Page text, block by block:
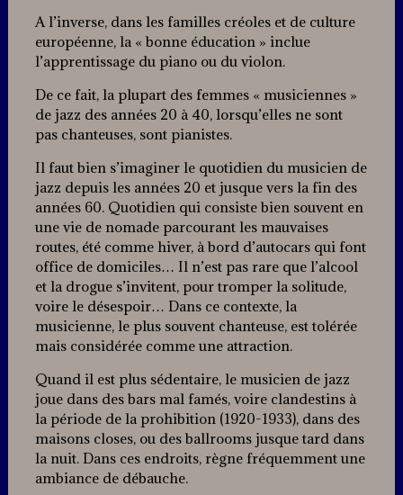
A l’inverse, dans les familles créoles et de culture
européenne, la « bonne éducation » inclue
l’apprentissage du piano ou du violon.
De ce fait, la plupart des femmes « musiciennes »
de jazz des années 20 à 40, lorsqu’elles ne sont
pas chanteuses, sont pianistes.
Il faut bien s’imaginer le quotidien du musicien de
jazz depuis les années 20 et jusque vers la fin des
années 60. Quotidien qui consiste bien souvent en
une vie de nomade parcourant les mauvaises
routes, été comme hiver, à bord d’autocars qui font
office de domiciles… Il n’est pas rare que l’alcool
et la drogue s’invitent, pour tromper la solitude,
voire le désespoir… Dans ce contexte, la
musicienne, le plus souvent chanteuse, est tolérée
mais considérée comme une attraction.
Quand il est plus sédentaire, le musicien de jazz
joue dans des bars mal famés, voire clandestins à
la période de la prohibition (1920-1933), dans des
maisons closes, ou des ballrooms jusque tard dans
la nuit. Dans ces endroits, règne fréquemment une
ambiance de débauche.